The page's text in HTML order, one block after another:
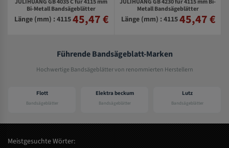
JULIHUANG GB 4035 C für 4115 mm
Bi-Metall Bandsägeblätter
Länge (mm) : 411545,47 €
JULIHUANG GB 4230 für 4115 mm Bi-
Metall Bandsägeblätter
Länge (mm) : 411545,47 €
Führende Bandsägeblatt-Marken
Hochwertige Bandsägeblätter von renommierten Herstellern
Flott
Bandsägeblätter
Elektra beckum
Bandsägeblätter
Lutz
Bandsägeblätter
Meistgesuchte Wörter: